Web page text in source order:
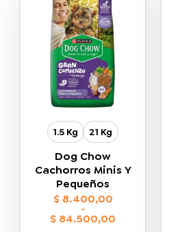
múltiples
variantes.
Las
opciones
se
pueden
elegir
en
la
página
de
producto
1.5 Kg 21 Kg
Dog Chow
Cachorros Minis Y
Pequeños
$8.400,00
-
$ 84.500,00
Rango